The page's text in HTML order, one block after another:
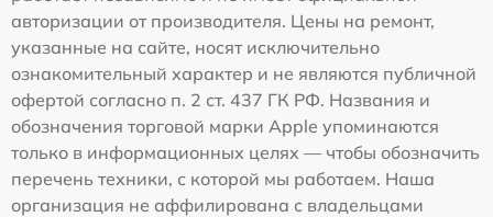
авторизации от производителя. Цены на ремонт,
указанные на сайте, носят исключительно
ознакомительный характер и не являются публичной
офертой согласно п. 2 ст. 437 ГК РФ. Названия и
обозначения торговой марки Apple упоминаются
только в информационных целях — чтобы обозначить
перечень техники, с которой мы работаем. Наша
организация не аффилирована с владельцами